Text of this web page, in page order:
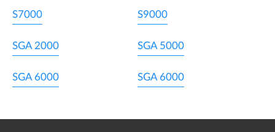
S7000 S9000
SGA 2000 SGA 5000
SGA 6000 SGA 6000